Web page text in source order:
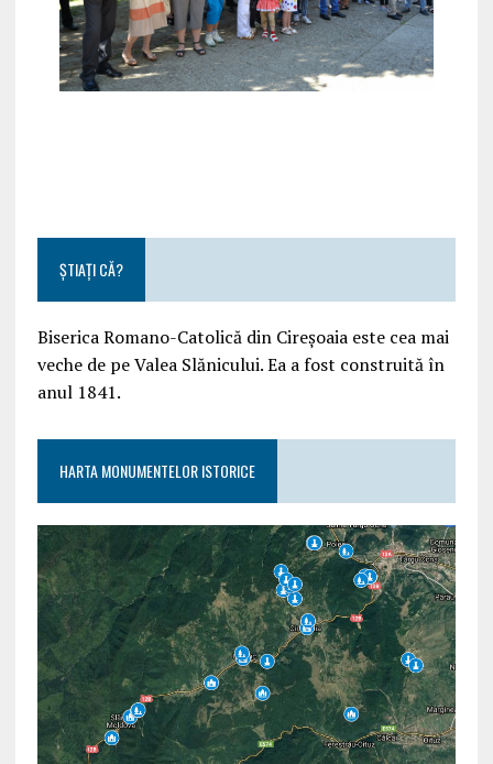
ȘTIAȚI CĂ?
Biserica Romano-Catolică din Cireșoaia este cea mai
veche de pe Valea Slănicului. Ea a fost construită în
anul 1841.
HARTA MONUMENTELOR ISTORICE